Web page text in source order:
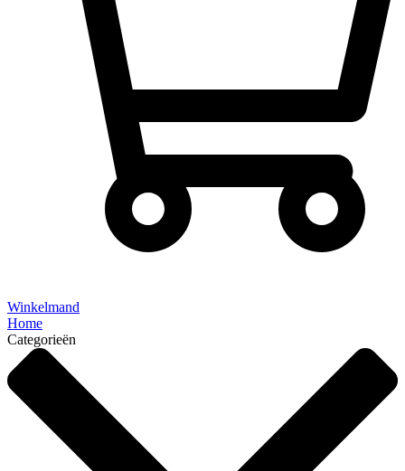
Winkelmand
Home
Categorieën